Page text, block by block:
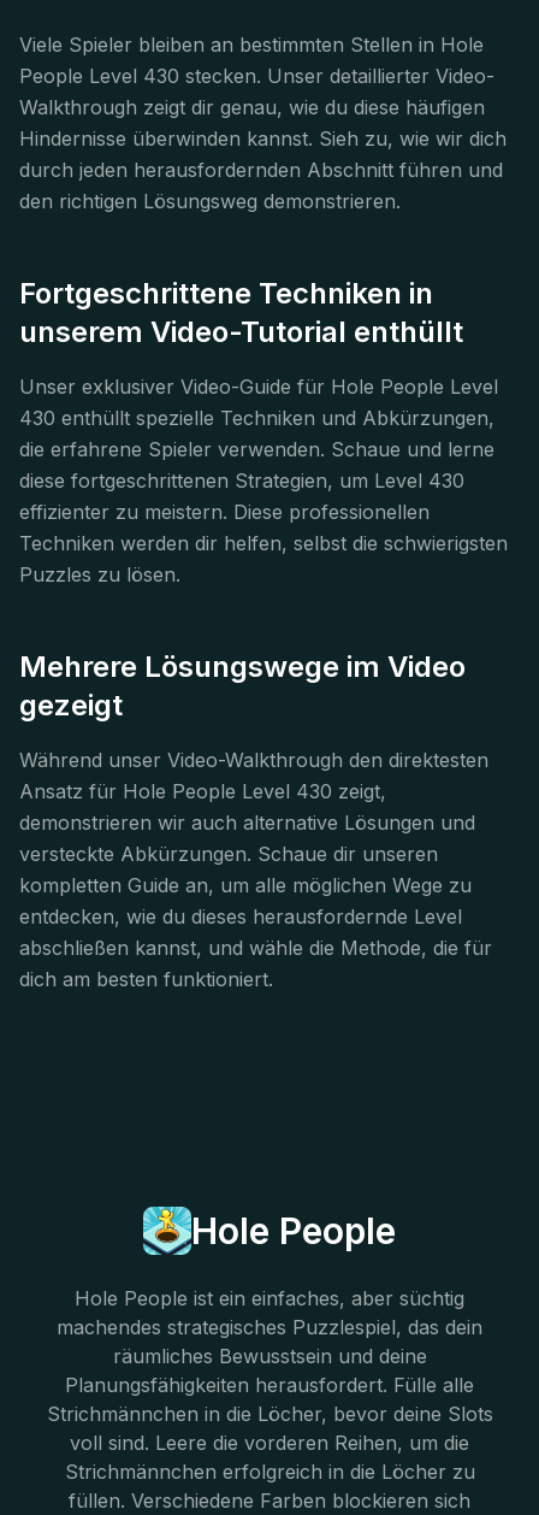
Viele Spieler bleiben an bestimmten Stellen in Hole
People Level 430 stecken. Unser detaillierter Video-
Walkthrough zeigt dir genau, wie du diese häufigen
Hindernisse überwinden kannst. Sieh zu, wie wir dich
durch jeden herausfordernden Abschnitt führen und
den richtigen Lösungsweg demonstrieren.
Fortgeschrittene Techniken in
unserem Video-Tutorial enthüllt
Unser exklusiver Video-Guide für Hole People Level
430 enthüllt spezielle Techniken und Abkürzungen,
die erfahrene Spieler verwenden. Schaue und lerne
diese fortgeschrittenen Strategien, um Level 430
effizienter zu meistern. Diese professionellen
Techniken werden dir helfen, selbst die schwierigsten
Puzzles zu lösen.
Mehrere Lösungswege im Video
gezeigt
Während unser Video-Walkthrough den direktesten
Ansatz für Hole People Level 430 zeigt,
demonstrieren wir auch alternative Lösungen und
versteckte Abkürzungen. Schaue dir unseren
kompletten Guide an, um alle möglichen Wege zu
entdecken, wie du dieses herausfordernde Level
abschließen kannst, und wähle die Methode, die für
dich am besten funktioniert.
Hole People
Hole People ist ein einfaches, aber süchtig
machendes strategisches Puzzlespiel, das dein
räumliches Bewusstsein und deine
Planungsfähigkeiten herausfordert. Fülle alle
Strichmännchen in die Löcher, bevor deine Slots
voll sind. Leere die vorderen Reihen, um die
Strichmännchen erfolgreich in die Löcher zu
füllen. Verschiedene Farben blockieren sich